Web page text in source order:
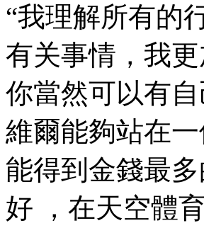
“我理解所有的
有关事情，
你當然可以有自
維爾能夠站在一
能得到金錢最多
好 ，在天空體